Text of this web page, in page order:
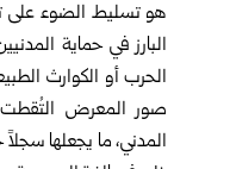
هو تسليط الضوء على
البارز في حماية
الحرب أو الكوارث
صور المعرض التُقطت
المدني، ما يجعلها